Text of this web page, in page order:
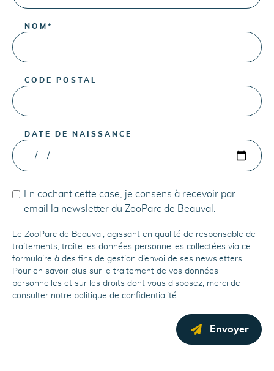
NOM *
CODE POSTAL
DATE DE NAISSANCE
En cochant cette case, je consens à recevoir par
email la newsletter du ZooParc de Beauval.
Le ZooParc de Beauval, agissant en qualité de responsable de
traitements, traite les données personnelles collectées via ce
formulaire à des fins de gestion d’envoi de ses newsletters.
Pour en savoir plus sur le traitement de vos données
personnelles et sur les droits dont vous disposez, merci de
consulter notre politique de confidentialité.
Envoyer